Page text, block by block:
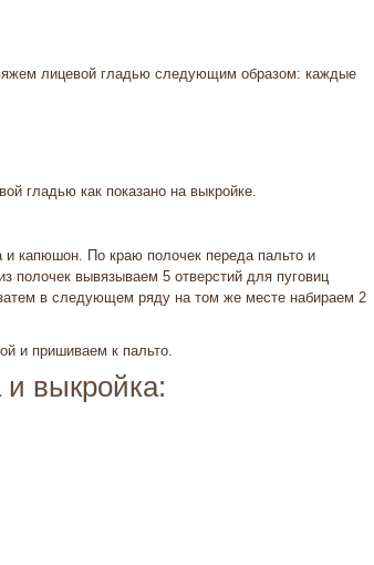
лицевой гладью следующим образом: каждые
гладью как показано на выкройке.
капюшон. По краю полочек переда пальто и
вывязываем 5 отверстий для пуговиц
в следующем ряду на том же месте набираем 2
и пришиваем к пальто.
выкройка: